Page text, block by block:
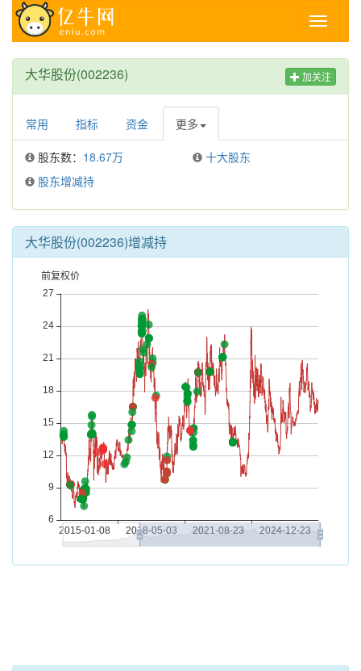
Toggle
大华股份(002236) 加关注
常用 指标 资金 更多
股东数： 18.67万
十大股东
股东增减持
大华股份(002236)增减持